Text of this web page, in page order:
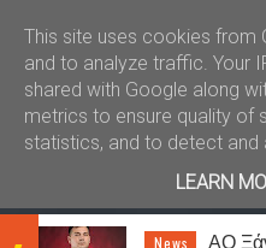
Καλώς
News
ΑΟ
This site uses cookies from
and to analyze traffic. Your
shared with Google along
metrics to ensure quality of
statistics, and to detect and
LEARN